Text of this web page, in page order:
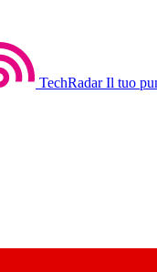
TechRadar Il tuo